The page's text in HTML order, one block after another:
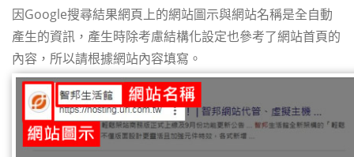
因Google搜尋結果網頁上的網站圖示與網站名稱是全自動
產生的資訊，產生時除考慮結構化設定也參考了網站首頁的
內容，所以請根據網站內容填寫。